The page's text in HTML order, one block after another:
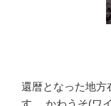
還暦となった地方
す. かわうそ(ワ